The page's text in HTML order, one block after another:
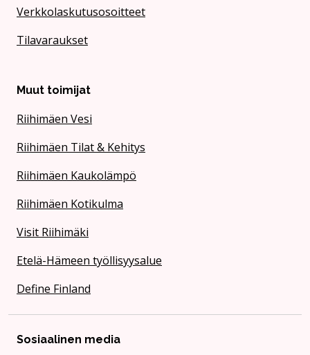
Verkkolaskutusosoitteet
Tilavaraukset
Muut toimijat
Riihimäen Vesi
Riihimäen Tilat & Kehitys
Riihimäen Kaukolämpö
Riihimäen Kotikulma
Visit Riihimäki
Etelä-Hämeen työllisyysalue
Define Finland
Sosiaalinen media